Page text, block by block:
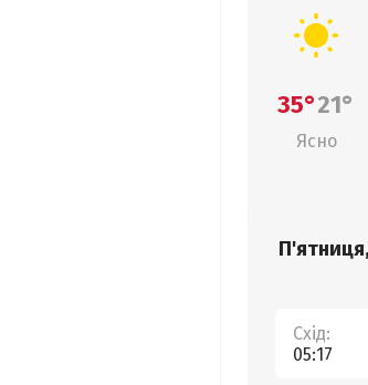
35°21°
Ясно
Схід:
05:17